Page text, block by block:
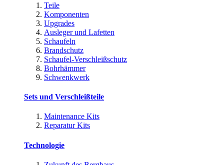
Teile
Komponenten
Upgrades
Ausleger und Lafetten
Schaufeln
Brandschutz
Schaufel-Verschleißschutz
Bohrhämmer
Schwenkwerk
Sets und Verschleißteile
Maintenance Kits
Reparatur Kits
Technologie